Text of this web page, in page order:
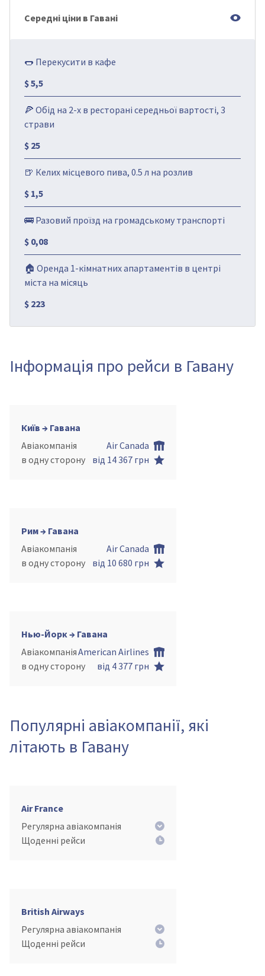
Середні ціни в Гавані
🌭 Перекусити в кафе
$ 5,5
🍕 Обід на 2-х в ресторані середньої вартості, 3
страви
$ 25
🍺 Келих місцевого пива, 0.5 л на розлив
$ 1,5
🚌 Разовий проїзд на громадському транспорті
$ 0,08
🏠 Оренда 1-кімнатних апартаментів в центрі
міста на місяць
$ 223
Інформація про рейси в Гавану
Київ → Гавана
Авіакомпанія
Air Canada
в одну сторону
від 14 367 грн
Рим → Гавана
Авіакомпанія
Air Canada
в одну сторону
від 10 680 грн
Нью-Йорк → Гавана
АвіакомпаніяAmerican Airlines
в одну сторону
від 4 377 грн
Популярні авіакомпанії, які
літають в Гавану
Air France
Регулярна авіакомпанія
Щоденні рейси
British Airways
Регулярна авіакомпанія
Щоденні рейси